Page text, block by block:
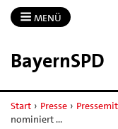
MENÜ
BayernSPD
Start › Presse ›
nominiert …